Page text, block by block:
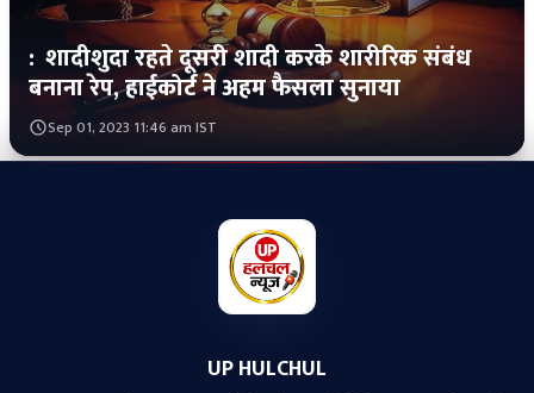
:
बनाना रेप, हाईकोर्ट ने अहम फैसला सुनाया
Sep 01, 2023 11:46 am IST
UP HULCHUL